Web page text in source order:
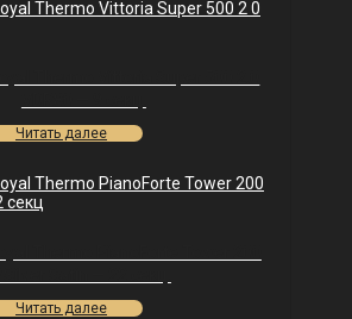
Читать далее
Читать далее